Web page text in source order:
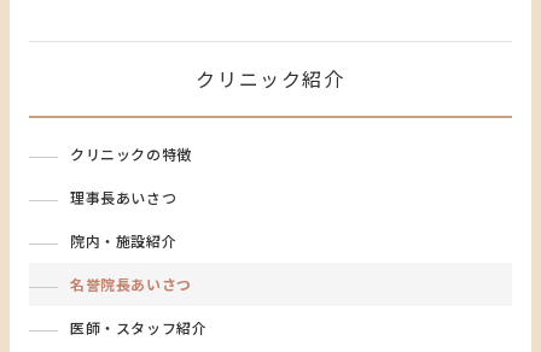
クリニック紹介
クリニックの特徴
理事長あいさつ
院内・施設紹介
名誉院長あいさつ
医師・スタッフ紹介